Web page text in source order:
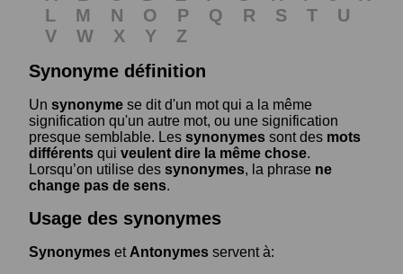
L
M N O P Q R S T
U
V
W X Y
Z
Synonyme définition
Un synonyme se dit d'un mot qui a la même
signification qu'un autre mot, ou une signification
presque semblable. Les synonymes sont des mots
différents qui veulent dire la même chose.
Lorsqu’on utilise des synonymes, la phrase ne
change pas de sens.
Usage des synonymes
Synonymes et Antonymes servent à: